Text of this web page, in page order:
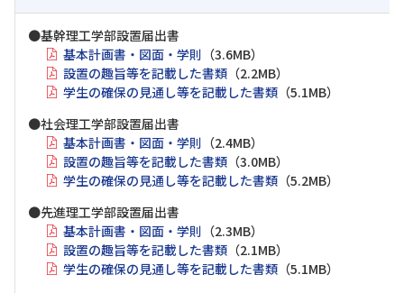
●基幹理工学部設置届出書
基本計画書・図面・学則 （3.6MB）
設置の趣旨等を記載した書類 （2.2MB）
学生の確保の見通し等を記載した書類 （5.1MB）
●社会理工学部設置届出書
基本計画書・図面・学則 （2.4MB）
設置の趣旨等を記載した書類 （3.0MB）
学生の確保の見通し等を記載した書類 （5.2MB）
●先進理工学部設置届出書
基本計画書・図面・学則 （2.3MB）
設置の趣旨等を記載した書類 （2.1MB）
学生の確保の見通し等を記載した書類 （5.1MB）